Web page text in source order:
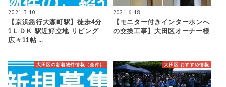
2021.3.10
【京浜急行大森町駅】徒歩4分
1ＬＤＫ 駅近好立地 リビング
広々11帖 …
2021.6.18
【モニター付きインターホンへ
の交換工事】大田区オーナー様
大田区の新着物件情報（全件） 大田区 おすすめ情報